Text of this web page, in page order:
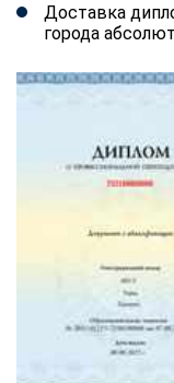
Доставка
города